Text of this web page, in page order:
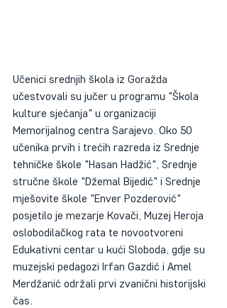
Učenici srednjih škola iz Goražda
učestvovali su jučer u programu "Škola
kulture sjećanja" u organizaciji
Memorijalnog centra Sarajevo. Oko 50
učenika prvih i trećih razreda iz Srednje
tehničke škole "Hasan Hadžić", Srednje
stručne škole "Džemal Bijedić" i Srednje
mješovite škole "Enver Pozderović"
posjetilo je mezarje Kovači, Muzej Heroja
oslobodilačkog rata te novootvoreni
Edukativni centar u kući Sloboda, gdje su
muzejski pedagozi Irfan Gazdić i Amel
Merdžanić održali prvi zvanični historijski
čas.